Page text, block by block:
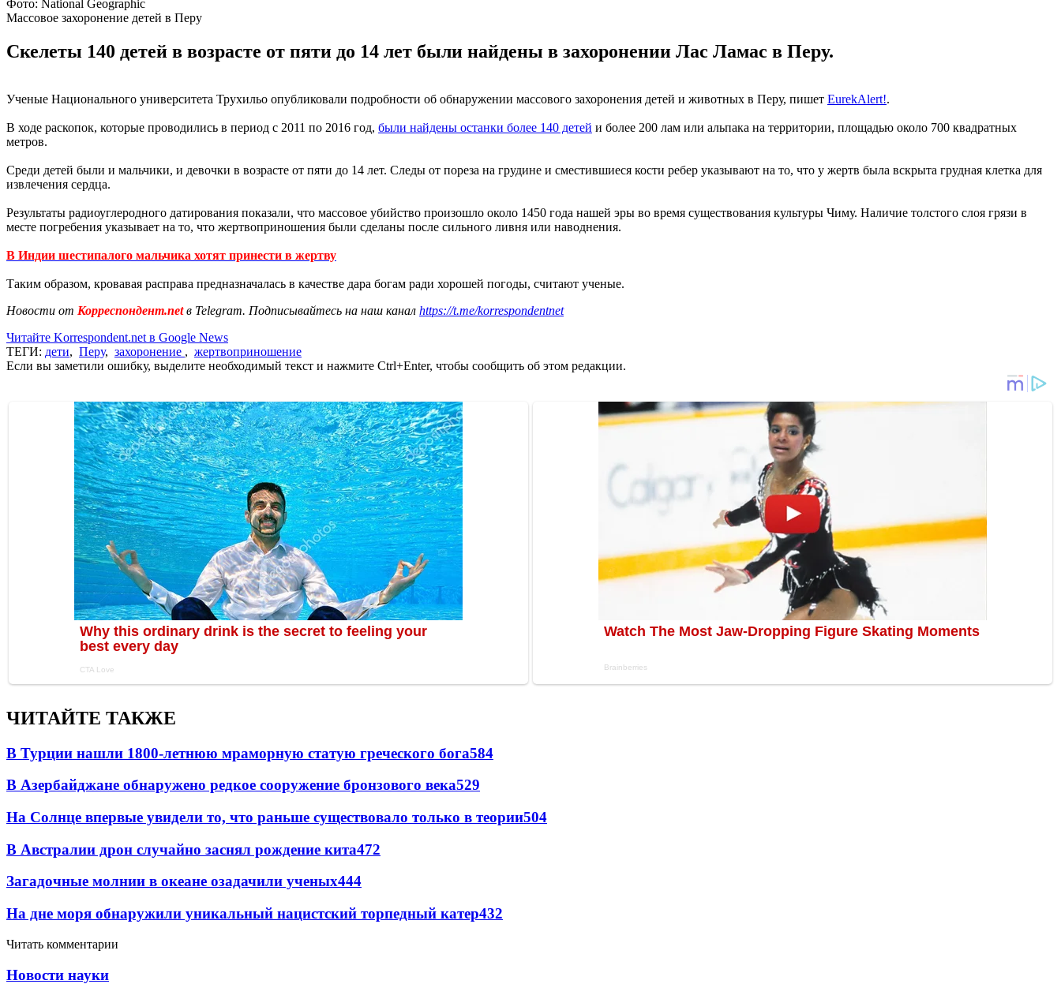
Фото: National Geographic
Массовое захоронение детей в Перу
Скелеты 140 детей в возрасте от пяти до 14 лет были найдены в захоронении Лас Ламас в Перу.
Ученые Национального университета Трухильо опубликовали подробности об обнаружении массового захоронения детей и животных в Перу, пишет EurekAlert!.
В ходе раскопок, которые проводились в период с 2011 по 2016 год, были найдены останки более 140 детей и более 200 лам или альпака на территории, площадью около 700 квадратных
метров.
Среди детей были и мальчики, и девочки в возрасте от пяти до 14 лет. Следы от пореза на грудине и сместившиеся кости ребер указывают на то, что у жертв была вскрыта грудная клетка для
извлечения сердца.
Результаты радиоуглеродного датирования показали, что массовое убийство произошло около 1450 года нашей эры во время существования культуры Чиму. Наличие толстого слоя грязи в
месте погребения указывает на то, что жертвоприношения были сделаны после сильного ливня или наводнения.
В Индии шестипалого мальчика хотят принести в жертву
Таким образом, кровавая расправа предназначалась в качестве дара богам ради хорошей погоды, считают ученые.
Новости от Корреспондент.netв Telegram. Подписывайтесь на наш канал https://t.me/korrespondentnet
Читайте Korrespondent.net в Google News
ТЕГИ: дети, Перу, захоронение , жертвоприношение
Если вы заметили ошибку, выделите необходимый текст и нажмите Ctrl+Enter, чтобы сообщить об этом редакции.
ЧИТАЙТЕ ТАКЖЕ
В Турции нашли 1800-летнюю мраморную статую греческого бога584
В Азербайджане обнаружено редкое сооружение бронзового века529
На Солнце впервые увидели то, что раньше существовало только в теории504
В Австралии дрон случайно заснял рождение кита472
Загадочные молнии в океане озадачили ученых444
На дне моря обнаружили уникальный нацистский торпедный катер432
Читать комментарии
Новости науки